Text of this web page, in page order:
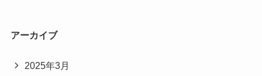
アーカイブ
2025年3月